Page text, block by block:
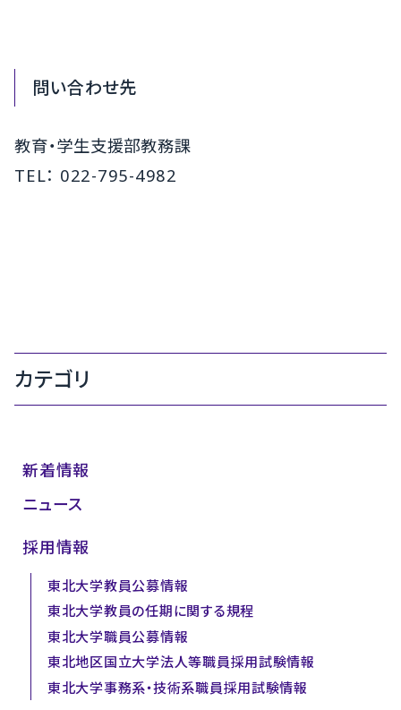
問い合わせ先
教育・学生支援部教務課
TEL： 022-795-4982
カテゴリ
新着情報
ニュース
採用情報
東北大学教員公募情報
東北大学教員の任期に関する規程
東北大学職員公募情報
東北地区国立大学法人等職員採用試験情報
東北大学事務系・技術系職員採用試験情報